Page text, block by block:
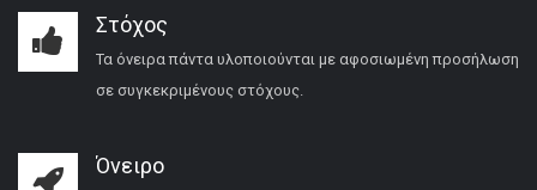
Στόχος
Τα όνειρα πάντα υλοποιούνται με αφοσιωμένη προσήλωση
σε συγκεκριμένους στόχους.
Όνειρο